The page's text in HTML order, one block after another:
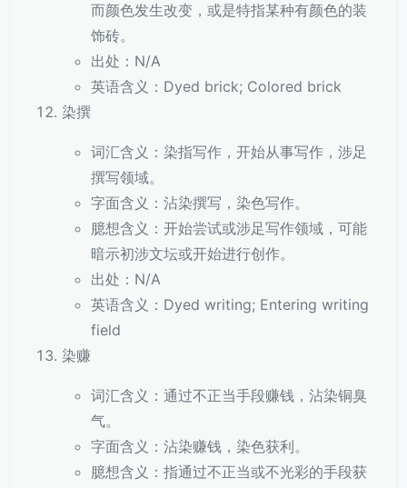
而颜色发生改变，或是特指某种有颜色的装
饰砖。
出处：N/A
英语含义：Dyed brick; Colored brick
染撰
词汇含义：染指写作，开始从事写作，涉足
撰写领域。
字面含义：沾染撰写，染色写作。
臆想含义：开始尝试或涉足写作领域，可能
暗示初涉文坛或开始进行创作。
出处：N/A
英语含义：Dyed writing; Entering writing
field
染赚
词汇含义：通过不正当手段赚钱，沾染铜臭
气。
字面含义：沾染赚钱，染色获利。
臆想含义：指通过不正当或不光彩的手段获